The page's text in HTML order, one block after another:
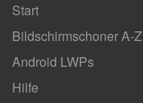
Start
Bildschirmschoner A-Z
Android LWPs
Hilfe